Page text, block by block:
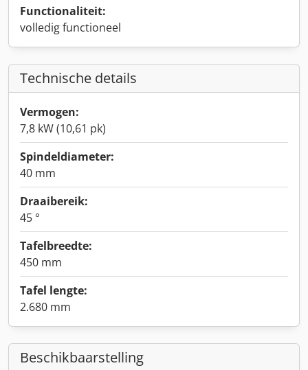
Functionaliteit:
volledig functioneel
Technische details
Vermogen:
7,8 kW (10,61 pk)
Spindeldiameter:
40 mm
Draaibereik:
45 °
Tafelbreedte:
450 mm
Tafel lengte:
2.680 mm
Beschikbaarstelling